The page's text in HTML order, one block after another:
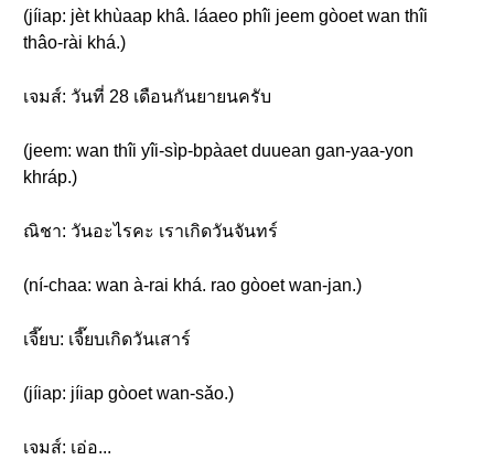
(jíiap: jèt khùaap khâ. láaeo phîi jeem gòoet wan thîi
thâo-rài khá.)
เจมส์: วันที่ 28 เดือนกันยายนครับ
(jeem: wan thîi yîi-sìp-bpàaet duuean gan-yaa-yon
khráp.)
ณิชา: วันอะไรคะ เราเกิดวันจันทร์
(ní-chaa: wan à-rai khá. rao gòoet wan-jan.)
เจี๊ยบ: เจี๊ยบเกิดวันเสาร์
(jíiap: jíiap gòoet wan-sǎo.)
เจมส์: เอ่อ...